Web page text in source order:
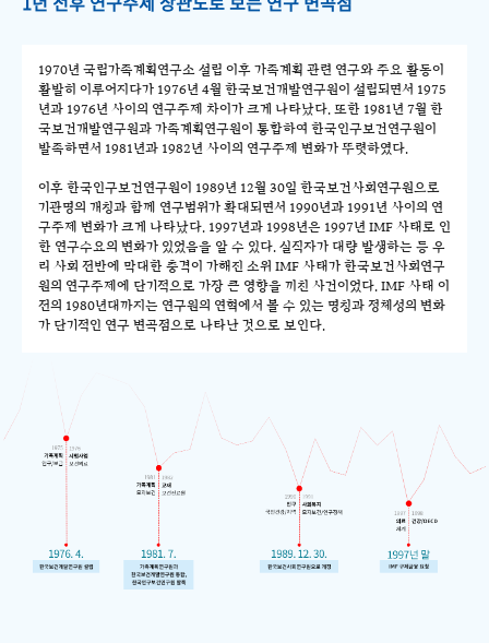
1970년 국립가족계획연구소 설립 이후 가족계획 관련 연구와 주요 활동이
활발히 이루어지다가 1976년 4월 한국보건개발연구원이 설립되면서 1975
년과 1976년 사이의 연구주제 차이가 크게 나타났다. 또한 1981년 7월 한
국보건개발연구원과 가족계획연구원이 통합하여 한국인구보건연구원이
발족하면서 1981년과 1982년 사이의 연구주제 변화가 뚜렷하였다.
이후 한국인구보건연구원이 1989년 12월 30일 한국보건사회연구원으로
기관명의 개칭과 함께 연구범위가 확대되면서 1990년과 1991년 사이의 연
구주제 변화가 크게 나타났다. 1997년과 1998년은 1997년 IMF 사태로 인
한 연구수요의 변화가 있었음을 알 수 있다. 실직자가 대량 발생하는 등 우
리 사회 전반에 막대한 충격이 가해진 소위 IMF 사태가 한국보건사회연구
원의 연구주제에 단기적으로 가장 큰 영향을 끼친 사건이었다. IMF 사태 이
전의 1980년대까지는 연구원의 연혁에서 볼 수 있는 명칭과 정체성의 변화
가 단기적인 연구 변곡점으로 나타난 것으로 보인다.